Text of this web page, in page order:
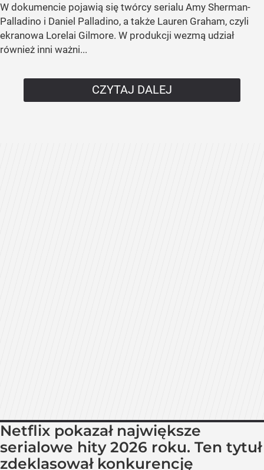
W dokumencie pojawią się twórcy serialu Amy Sherman-
Palladino i Daniel Palladino, a także Lauren Graham, czyli
ekranowa Lorelai Gilmore. W produkcji wezmą udział
również inni ważni...
CZYTAJ DALEJ
Netflix pokazał największe
serialowe hity 2026 roku. Ten tytuł
zdeklasował konkurencję